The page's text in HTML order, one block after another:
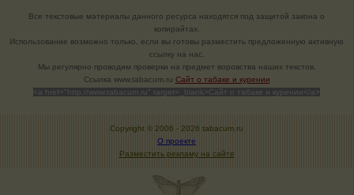
Все текстовые материалы данного ресурса находятся под защитой закона о
копирайтах.
Использование возможно только, если вы готовы разместить предложенную активную
ссылку на нас.
Мы регулярно проводим проверки на предмет воровства наших текстов.
Cсылка www.tabacum.ru Сайт о табаке и курении
<a href="http://www.tabacum.ru" target=_blank>Сайт о табаке и курении</a>
Copyright © 2006 - 2026 tabacum.ru
О проекте
Разместить рекламу на сайте